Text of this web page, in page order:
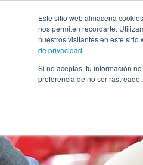
Este sitio web almacena
nos permiten recordarte.
nuestros visitantes en este sitio
de privacidad.
Si no aceptas, tu información
preferencia de no ser rastreado.
Baby Shower»¿Niño o niña?